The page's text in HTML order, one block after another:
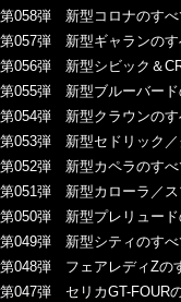
第058弾 新型コロナのす
第057弾 新型ギャランの
第056弾 新型シビック＆
第055弾 新型ブルーバー
第054弾 新型クラウンの
第053弾 新型セドリック
第052弾 新型カペラのす
第051弾 新型カローラ／
第050弾 新型プレリュー
第049弾 新型シティのす
第048弾 フェアレディZの
第047弾 セリカGT-FOUR